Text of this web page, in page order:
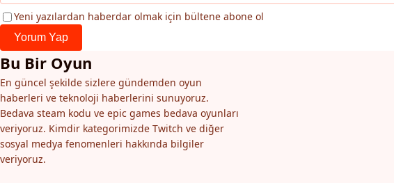
Yeni yazılardan haberdar olmak için bültene abone ol
Yorum Yap
Bu Bir Oyun
En güncel şekilde sizlere gündemden oyun
haberleri ve teknoloji haberlerini sunuyoruz.
Bedava steam kodu ve epic games bedava oyunları
veriyoruz. Kimdir kategorimizde Twitch ve diğer
sosyal medya fenomenleri hakkında bilgiler
veriyoruz.